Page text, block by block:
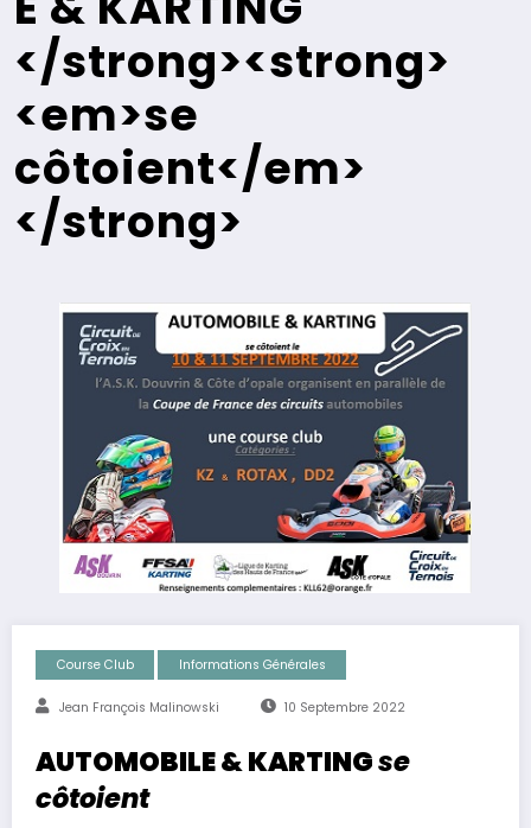
</strong><strong>
<em>se
côtoient</em>
</strong>
Course Club Informations Générales
Jean François Malinowski 10 Septembre 2022
AUTOMOBILE & KARTINGse
côtoient